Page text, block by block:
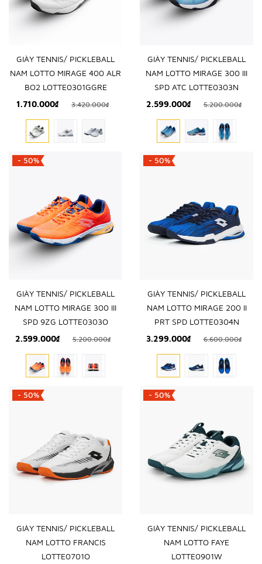
GIÀY TENNIS/ PICKLEBALL
NAM LOTTO MIRAGE 400 ALR
BO2 LOTTE0301GGRE
1.710.000₫
3.420.000₫
GIÀY TENNIS/ PICKLEBALL
NAM LOTTO MIRAGE 300 III
SPD ATC LOTTE0303N
2.599.000₫
5.200.000₫
- 50%
GIÀY TENNIS/ PICKLEBALL
NAM LOTTO MIRAGE 300 III
SPD 9ZG LOTTE0303O
2.599.000₫
5.200.000₫
- 50%
GIÀY TENNIS/ PICKLEBALL
NAM LOTTO MIRAGE 200 II
PRT SPD LOTTE0304N
3.299.000₫
6.600.000₫
- 50%
GIÀY TENNIS/ PICKLEBALL
NAM LOTTO FRANCIS
LOTTE0701O
- 50%
GIÀY TENNIS/ PICKLEBALL
NAM LOTTO FAYE
LOTTE0901W